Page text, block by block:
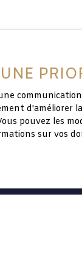
d'améliorer
pouvez les
sur vos